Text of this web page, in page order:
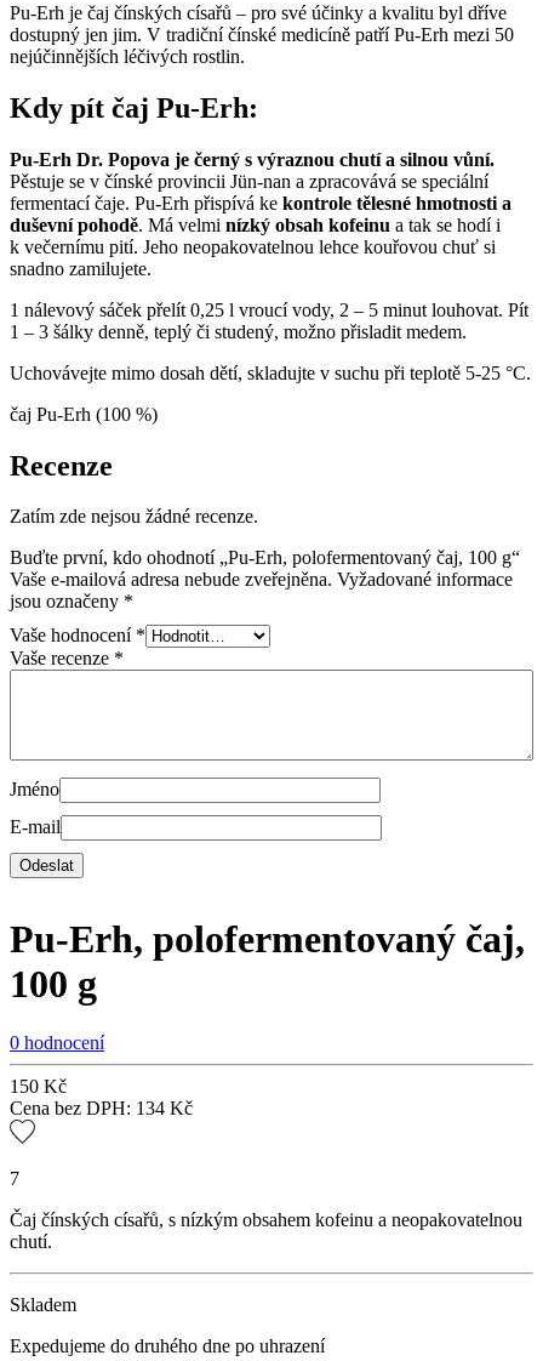
Pu-Erh je čaj čínských císařů – pro své účinky a kvalitu byl dříve
dostupný jen jim. V tradiční čínské medicíně patří Pu-Erh mezi 50
nejúčinnějších léčivých rostlin.
Kdy pít čaj Pu-Erh:
Pu-Erh Dr. Popova je černý s výraznou chutí a silnou vůní.
Pěstuje se v čínské provincii Jün-nan a zpracovává se speciální
fermentací čaje. Pu-Erh přispívá ke kontrole tělesné hmotnosti a
duševní pohodě. Má velmi nízký obsah kofeinu a tak se hodí i
k večernímu pití. Jeho neopakovatelnou lehce kouřovou chuť si
snadno zamilujete.
1 nálevový sáček přelít 0,25 l vroucí vody, 2 – 5 minut louhovat. Pít
1 – 3 šálky denně, teplý či studený, možno přisladit medem.
Uchovávejte mimo dosah dětí, skladujte v suchu při teplotě 5-25 °C.
čaj Pu-Erh (100 %)
Recenze
Zatím zde nejsou žádné recenze.
Buďte první, kdo ohodnotí „Pu-Erh, polofermentovaný čaj, 100 g“
Vaše e-mailová adresa nebude zveřejněna. Vyžadované informace
jsou označeny *
Vaše hodnocení *
Vaše recenze *
Jméno
E-mail
Pu-Erh, polofermentovaný čaj,
100 g
0 hodnocení
150 Kč
Cena bez DPH: 134 Kč
7
Čaj čínských císařů, s nízkým obsahem kofeinu a neopakovatelnou
chutí.
Skladem
Expedujeme do druhého dne po uhrazení